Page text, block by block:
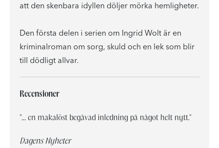
att den skenbara idyllen döljer mörka hemligheter.
Den första delen i serien om Ingrid Wolt är en
kriminalroman om sorg, skuld och en lek som blir
till dödligt allvar.
Recensioner
"... en makalöst begåvad inledning på något helt nytt."
Dagens Nyheter